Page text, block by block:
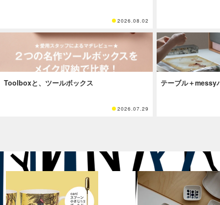
2026.08.02
Toolboxと、ツールボックス
2026.07.29
テーブル＋messy